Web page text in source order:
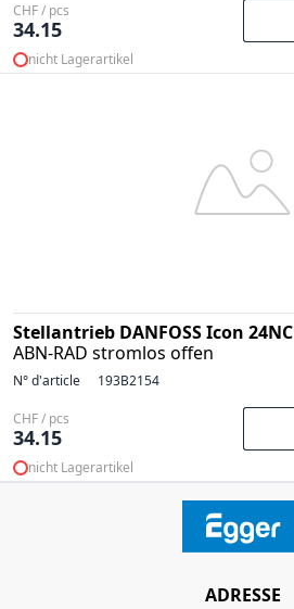
CHF / pcs
34.15
nicht Lagerartikel
Stellantrieb DANFOSS Icon 24NC
ABN-RAD stromlos offen
N° d'article 193B2154
CHF / pcs
34.15
nicht Lagerartikel
ADRESSE